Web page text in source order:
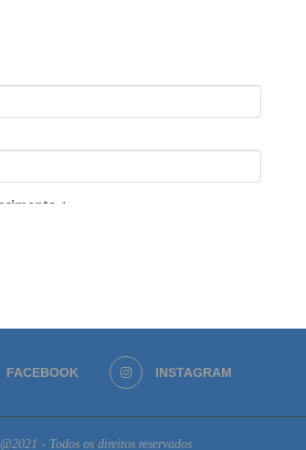
FACEBOOK INSTAGRAM
@2021 - Todos os direitos reservados